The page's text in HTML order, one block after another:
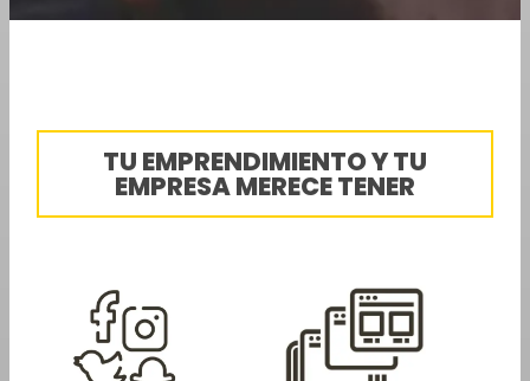
TU EMPRENDIMIENTO Y TU
EMPRESA MERECE TENER